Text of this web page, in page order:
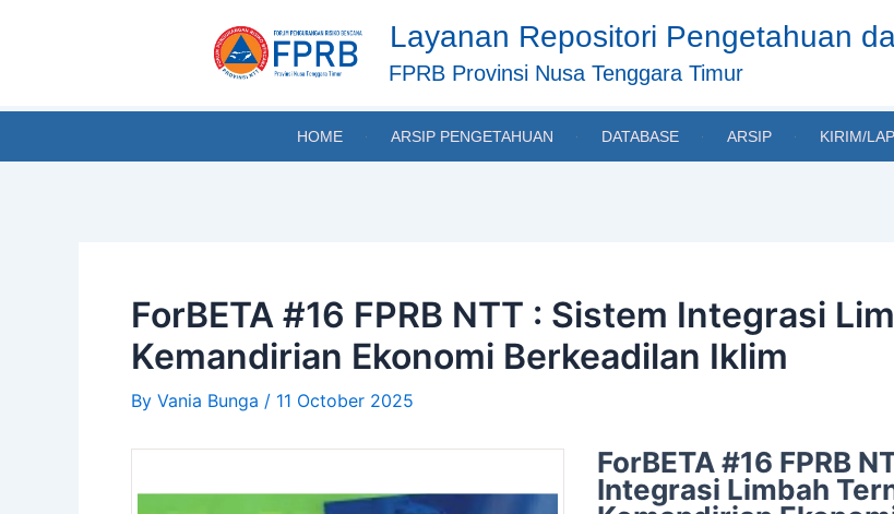
Layanan Repositori Pengetahuan
FPRB Provinsi Nusa Tenggara Timur
HOME ARSIP PENGETAHUAN DATABASE ARSIP KIRIM/
ForBETA #16 FPRB NTT : Sistem Integrasi
Kemandirian Ekonomi Berkeadilan Iklim
By Vania Bunga / 11 October 2025
ForBETA #16 FPRB
Integrasi Limbah
navigation